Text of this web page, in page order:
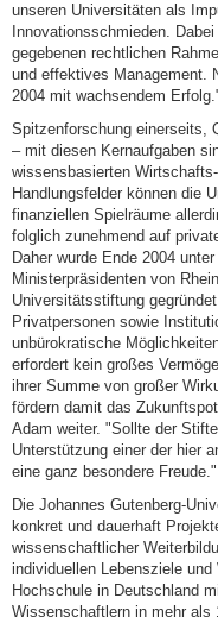
unseren Universitäten als
Innovationsschmieden.
gegebenen rechtlichen
und effektives Management.
2004 mit wachsendem
Spitzenforschung einerseits,
– mit diesen Kernaufgaben
wissensbasierten
Handlungsfelder können die
finanziellen Spielräume
folglich zunehmend auf
Daher wurde Ende 2004
Ministerpräsidenten von
Universitätsstiftung
Privatpersonen sowie
unbürokratische
erfordert kein großes
ihrer Summe von großer
fördern damit das
Adam weiter. "Sollte der
Unterstützung einer der hier
eine ganz besondere Freude."
Die Johannes Gutenberg-
konkret und dauerhaft
wissenschaftlicher
individuellen Lebensziele
Hochschule in Deutschland
Wissenschaftlern in mehr